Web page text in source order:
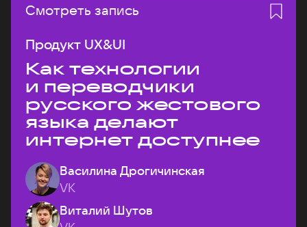
Смотреть запись
Продукт UX&UI
Как технологии
и переводчики
русского жестового
языка делают
интернет доступнее
Василина Дрогичинская
VK
Виталий Шутов